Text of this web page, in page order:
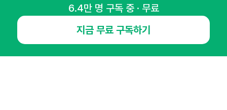
통신판매업신고번호 : 2014-경기성남-1023
호스팅서비스사업자 : 오픈애즈
서비스•광고 문의 :
1800-2198
6.4만 명 구독 중 · 무료
지금 무료 구독하기